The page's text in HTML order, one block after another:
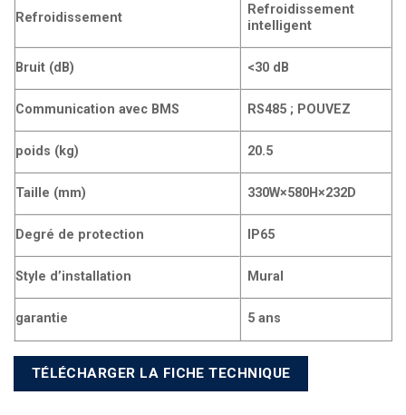
Refroidissement
Refroidissement
intelligent
Bruit (dB) <30 dB
Communication avec BMS RS485 ; POUVEZ
poids (kg) 20.5
Taille (mm) 330W×580H×232D
Degré de protection IP65
Style d’installation Mural
garantie 5 ans
TÉLÉCHARGER LA FICHE TECHNIQUE